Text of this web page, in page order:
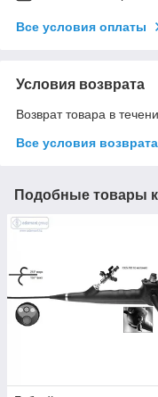
Все условия оплаты
Условия возврата
Возврат товара в
Все условия возврата
Подобные товары